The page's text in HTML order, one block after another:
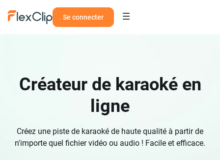
Se connecter
Créateur de karaoké en
ligne
Créez une piste de karaoké de haute qualité à partir de
n'importe quel fichier vidéo ou audio ! Facile et efficace.